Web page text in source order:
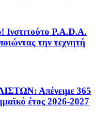
Ινστιτούτο P.A.D.A.
την τεχνητή
Απένειμε 365
έτος 2026-2027